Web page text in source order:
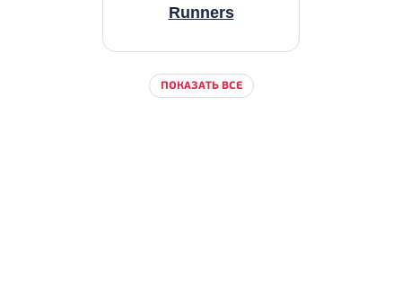
Runners
ПОКАЗАТЬ ВСЕ